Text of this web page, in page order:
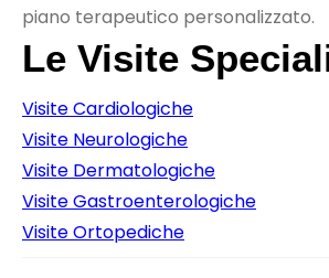
piano terapeutico personalizzato.
Le Visite
Visite Cardiologiche
Visite Neurologiche
Visite Dermatologiche
Visite Gastroenterologiche
Visite Ortopediche